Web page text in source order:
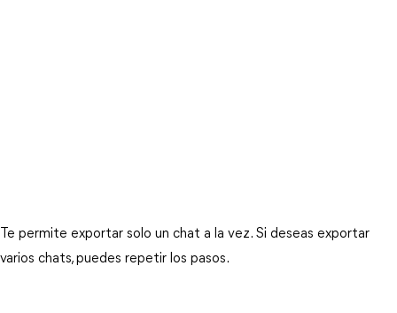
Te permite exportar solo un chat a la vez. Si deseas exportar
varios chats, puedes repetir los pasos.